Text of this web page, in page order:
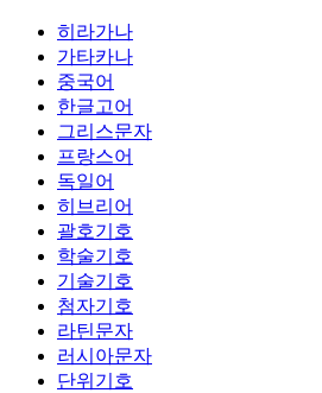
히라가나
가타카나
중국어
한글고어
그리스문자
프랑스어
독일어
히브리어
괄호기호
학술기호
기술기호
첨자기호
라틴문자
러시아문자
단위기호